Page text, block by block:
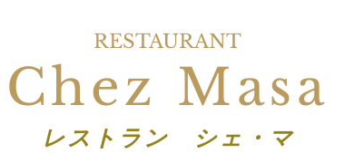
RESTAURANT
Chez Masa
レストラン シェ・マ